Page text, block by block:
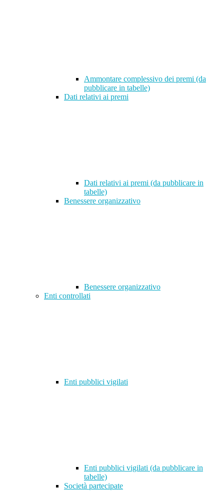
Ammontare complessivo dei premi (da
pubblicare in tabelle)
Dati relativi ai premi
Dati relativi ai premi (da pubblicare in
tabelle)
Benessere organizzativo
Benessere organizzativo
Enti controllati
Enti pubblici vigilati
Enti pubblici vigilati (da pubblicare in
tabelle)
Società partecipate